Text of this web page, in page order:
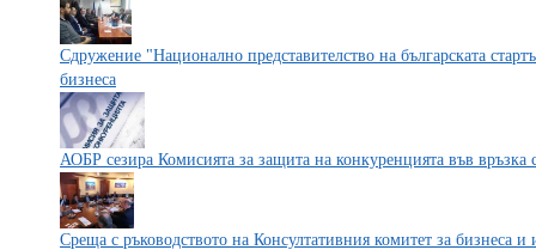
Сдружение "Национално представителство на българската
бизнеса
АОБР сезира Комисията за защита на конкуренцията във връзка
Среща с ръководството на Консултативния комитет за бизнеса